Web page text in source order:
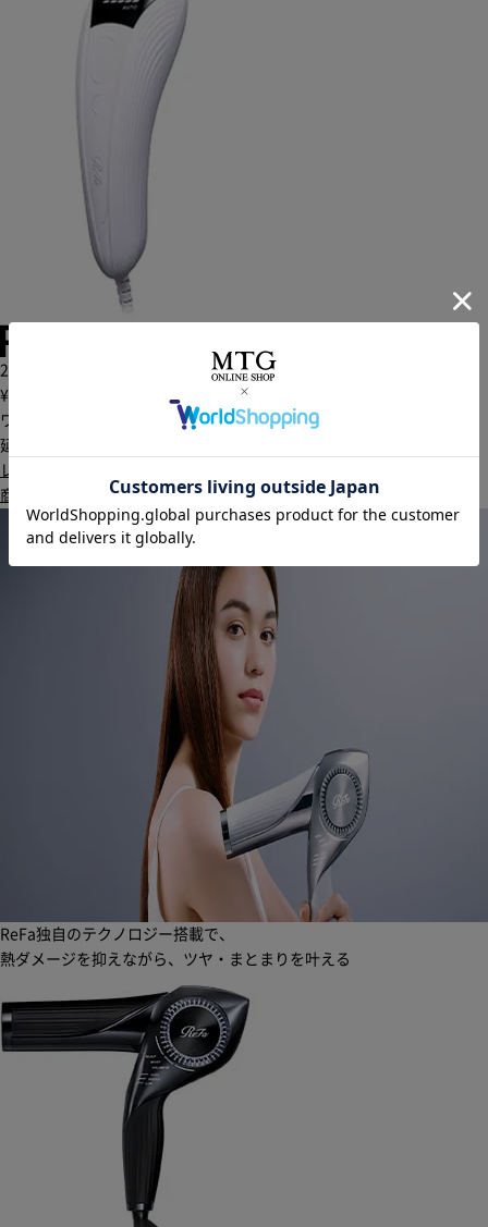
29泊30日
¥4,000
ワンタイムプラン
延長可能
レンタルする
商品詳細・購入
ReFa独自のテクノロジー搭載で、
熱ダメージを抑えながら、ツヤ・まとまりを叶える